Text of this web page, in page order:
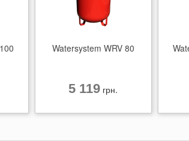
Watersystem WRV 80
5 119 грн.